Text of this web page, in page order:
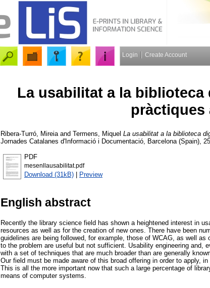
Login Create Account
La usabilitat a la
pràctiques
Ribera-Turró, Mireia and Termens, Miquel La usabilitat a la biblioteca
Jornades Catalanes d'Informació i Documentació, Barcelona (Spain),
PDF
mesenllausabilitat.pdf
Download (31kB) | Preview
English abstract
Recently the library science field has shown a heightened interest in
resources as well as for the creation of new ones. There have been
guidelines are being followed, for example, those of WCAG, as well
to the problem are useful but not sufficient. Usability engineering and,
with a set of techniques that are much broader than are generally
Our field must be made aware of this broad offering in order to apply,
This is all the more important now that such a large percentage of
means of computer systems.